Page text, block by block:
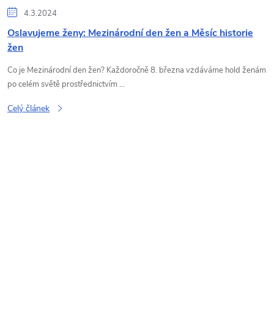
4.3.2024
Oslavujeme ženy: Mezinárodní den žen a Měsíc historie
žen
Co je Mezinárodní den žen? Každoročně 8. března vzdáváme hold ženám
po celém světě prostřednictvím ...
Celý článek